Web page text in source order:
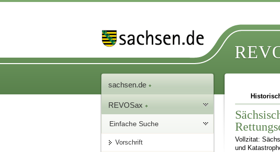
sachsen.de
REVOSax
Einfache Suche
Vorschrift
Vollzitat:
und